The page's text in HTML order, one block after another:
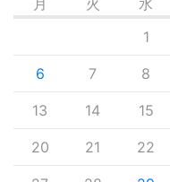
月
火 水
1
6 7 8
13 14 15
20 21 22